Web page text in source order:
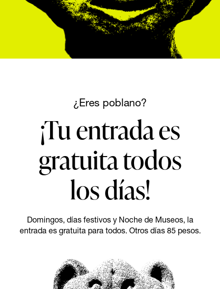
¿Eres poblano?
¡Tu entrada es
gratuita todos
los días!
Domingos, días festivos y Noche de Museos, la
entrada es gratuita para todos. Otros días 85 pesos.